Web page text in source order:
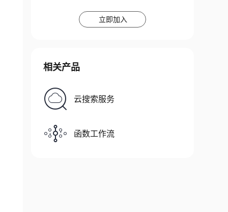
立即加入
相关产品
云搜索服务
函数工作流